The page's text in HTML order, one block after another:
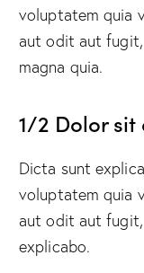
voluptatem quia
aut odit aut
magna quia.
1/2 Dolor sit
Dicta sunt
voluptatem quia
aut odit aut
explicabo.